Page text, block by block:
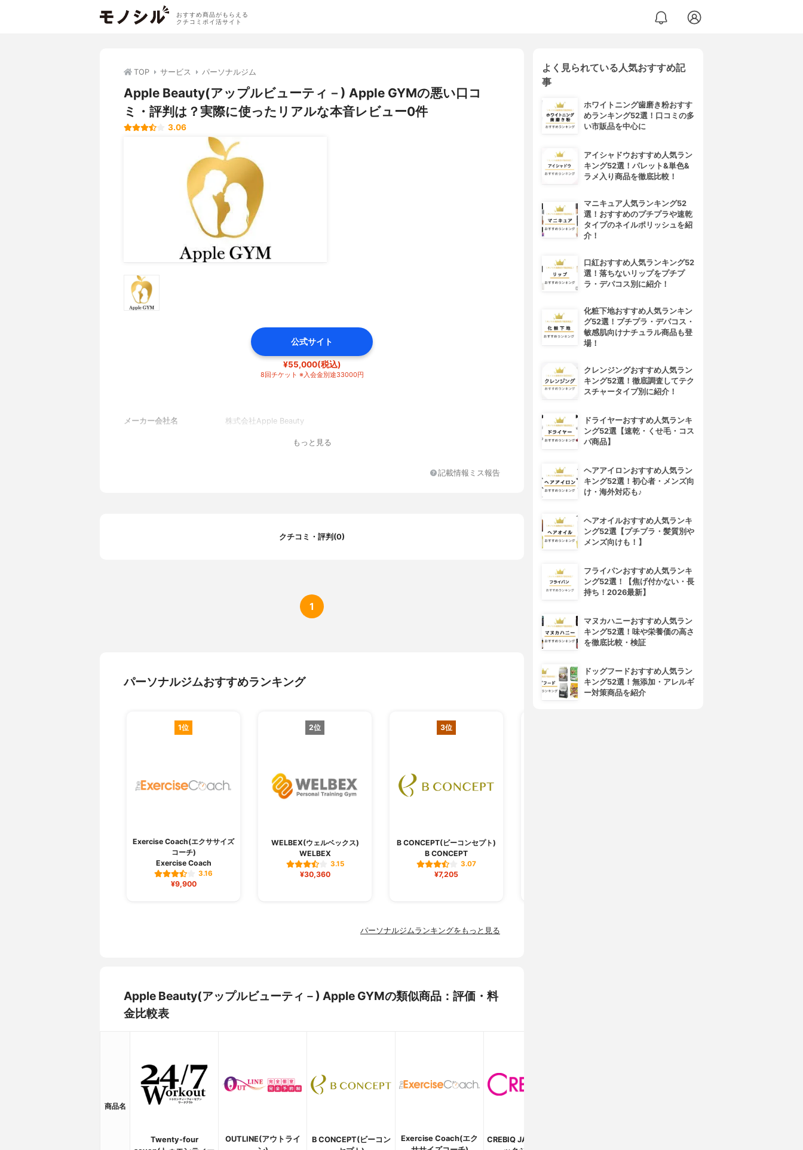
おすすめ商品がもらえる
クチコミポイ活サイト
TOP サービス パーソナルジム
Apple Beauty(アップルビューティ－) Apple GYMの悪い口コ
ミ・評判は？実際に使ったリアルな本音レビュー0件
3.06
公式サイト
¥55,000(税込)
8回チケット ※入会金別途33000円
メーカー会社名 株式会社Apple Beauty
もっと見る
記載情報ミス報告
クチコミ・評判(0)
1
パーソナルジムおすすめランキング
1位
Exercise Coach(エクササイズ
コーチ)
Exercise Coach
3.16
¥9,900
2位
WELBEX(ウェルベックス)
WELBEX
3.15
¥30,360
3位
B CONCEPT(ビーコンセプト)
B CONCEPT
3.07
¥7,205
パーソナルジムランキングをもっと見る
Apple Beauty(アップルビューティ－) Apple GYMの類似商品：評価・料
金比較表
商品名
Twenty-four
OUTLINE(アウトライ
B CONCEPT(ビーコン
Exercise Coach(エク
CREBIQ JAPAN(クレビ
よく見られている人気おすすめ記
事
ホワイトニング歯磨き粉おすす
めランキング52選！口コミの多
い市販品を中心に
アイシャドウおすすめ人気ラン
キング52選！パレット&単色&
ラメ入り商品を徹底比較！
マニキュア人気ランキング52
選！おすすめのプチプラや速乾
タイプのネイルポリッシュを紹
介！
口紅おすすめ人気ランキング52
選！落ちないリップをプチプ
ラ・デパコス別に紹介！
化粧下地おすすめ人気ランキン
グ52選！プチプラ・デパコス・
敏感肌向けナチュラル商品も登
場！
クレンジングおすすめ人気ラン
キング52選！徹底調査してテク
スチャータイプ別に紹介！
ドライヤーおすすめ人気ランキ
ング52選【速乾・くせ毛・コス
パ商品】
ヘアアイロンおすすめ人気ラン
キング52選！初心者・メンズ向
け・海外対応も♪
ヘアオイルおすすめ人気ランキ
ング52選【プチプラ・髪質別や
メンズ向けも！】
フライパンおすすめ人気ランキ
ング52選！【焦げ付かない・長
持ち！2026最新】
マヌカハニーおすすめ人気ラン
キング52選！味や栄養価の高さ
を徹底比較・検証
ドッグフードおすすめ人気ラン
キング52選！無添加・アレルギ
ー対策商品を紹介